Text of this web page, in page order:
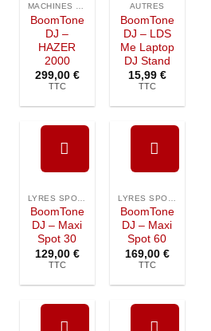
la liste de
souhaits
BoomTone
DJ –
HAZER
2000
299,00 €
TTC
la liste de
souhaits
AUTRES
BoomTone
DJ – LDS
Me Laptop
DJ Stand
15,99 €
TTC
la liste de
souhaits
BoomTone
DJ – Maxi
Spot 30
129,00 €
TTC
la liste de
souhaits
BoomTone
DJ – Maxi
Spot 60
169,00 €
TTC